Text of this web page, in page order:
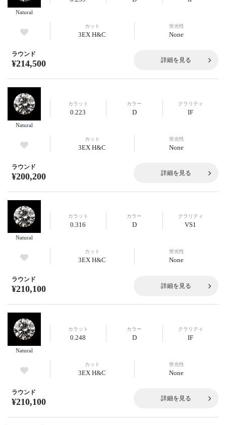
Natural
カット
3EX H&C
蛍光性
None
ラウンド
¥214,500 詳細を見る
Natural
カラット
0.223
カラー
D
クラリティ
IF
カット
3EX H&C
蛍光性
None
ラウンド
¥200,200 詳細を見る
Natural
カラット
0.316
カラー
D
クラリティ
VS1
カット
3EX H&C
蛍光性
None
ラウンド
¥210,100 詳細を見る
Natural
カラット
0.248
カラー
D
クラリティ
IF
カット
3EX H&C
蛍光性
None
ラウンド
¥210,100 詳細を見る